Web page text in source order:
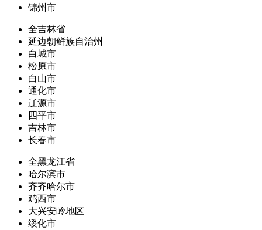
锦州市
全吉林省
延边朝鲜族自治州
白城市
松原市
白山市
通化市
辽源市
四平市
吉林市
长春市
全黑龙江省
哈尔滨市
齐齐哈尔市
鸡西市
大兴安岭地区
绥化市